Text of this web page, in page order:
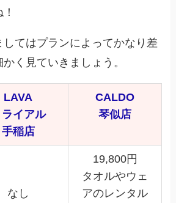
してはプランによってかなり差
く見ていきましょう。
LAVA
ライアル
手稲店
CALDO
琴似店
なし
19,800円
タオルやウェ
アのレンタル